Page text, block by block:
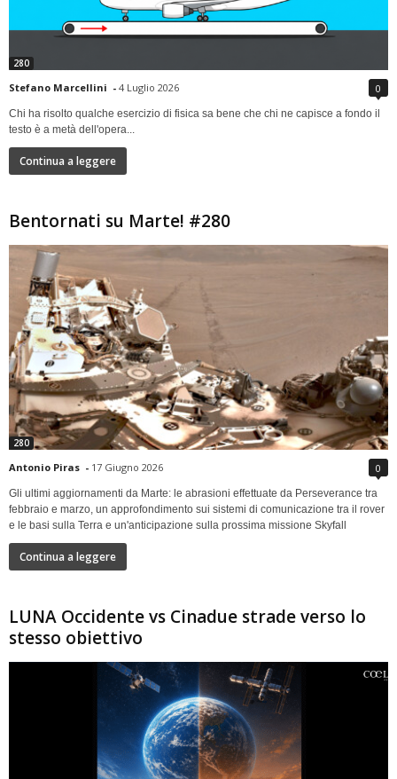
280
Stefano Marcellini - 4 Luglio 2026 0
Chi ha risolto qualche esercizio di fisica sa bene che chi ne capisce a fondo il
testo è a metà dell'opera...
Continua a leggere
Bentornati su Marte! #280
280
Antonio Piras - 17 Giugno 2026 0
Gli ultimi aggiornamenti da Marte: le abrasioni effettuate da Perseverance tra
febbraio e marzo, un approfondimento sui sistemi di comunicazione tra il rover
e le basi sulla Terra e un'anticipazione sulla prossima missione Skyfall
Continua a leggere
LUNA Occidente vs Cinadue strade verso lo
stesso obiettivo